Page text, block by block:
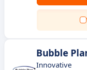
Bubble
Innovative